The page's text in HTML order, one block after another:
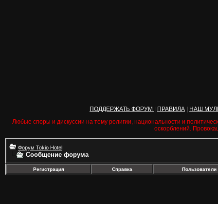
ПОДДЕРЖАТЬ ФОРУМ ПРАВИЛА
НАШ
Любые споры и дискуссии на тему религии, национальности и
оскорблений.
Форум Tokio Hotel
Сообщение форума
Регистрация Справка Пользователи